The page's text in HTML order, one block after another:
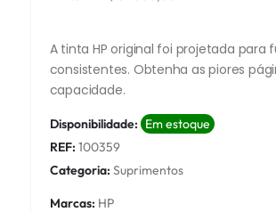
A tinta HP original foi projetada
consistentes. Obtenha as piores
capacidade.
Disponibilidade: Em estoque
REF: 100359
Categoria: Suprimentos
Marcas: HP